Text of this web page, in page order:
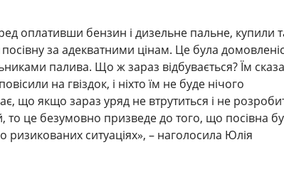
оплативши бензин і дизельне пальне, купили
за адекватними цінам. Це була
палива. Що ж зараз відбувається? Їм
на гвіздок, і ніхто їм не буде нічого
що якщо зараз уряд не втрутиться і не
то це безумовно призведе до того, що посівна
ситуаціях», – наголосила Юлія